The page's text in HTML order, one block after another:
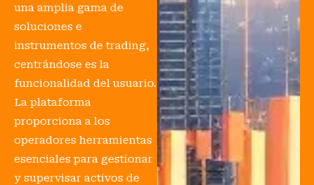
una amplia gama de
soluciones e
instrumentos de trading,
centrándose es la
funcionalidad del usuario.
La plataforma
proporciona a los
operadores herramientas
esenciales para gestionar
y supervisar activos de